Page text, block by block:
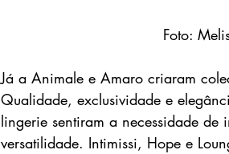
Foto:
Já a Animale e Amaro criaram
Qualidade, exclusividade e
lingerie sentiram a necessidade de
versatilidade. Intimissi, Hope e